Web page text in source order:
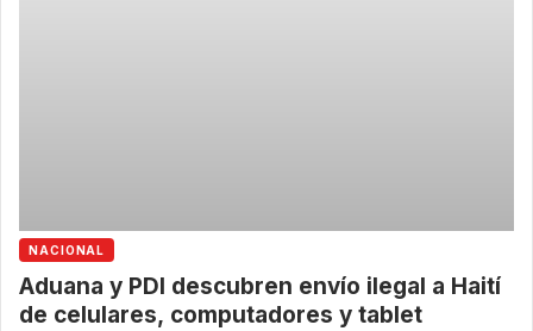
NACIONAL
Aduana y PDI descubren envío ilegal a Haití
de celulares, computadores y tablet